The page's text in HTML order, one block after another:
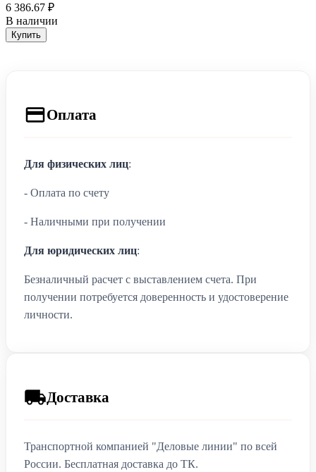
6 386.67 ₽
В наличии
Купить
Оплата
Для физических лиц:
- Оплата по счету
- Наличными при получении
Для юридических лиц:
Безналичный расчет с выставлением счета. При
получении потребуется доверенность и удостоверение
личности.
Доставка
Транспортной компанией "Деловые линии" по всей
России. Бесплатная доставка до ТК.